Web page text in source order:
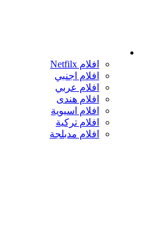
افلام Netfilx
افلام اجنبي
افلام عربي
افلام هندى
افلام اسيوية
افلام تركية
افلام مدبلجة